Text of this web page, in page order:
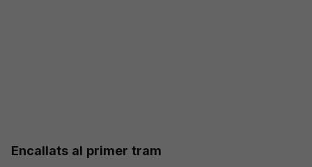
Encallats al primer tram